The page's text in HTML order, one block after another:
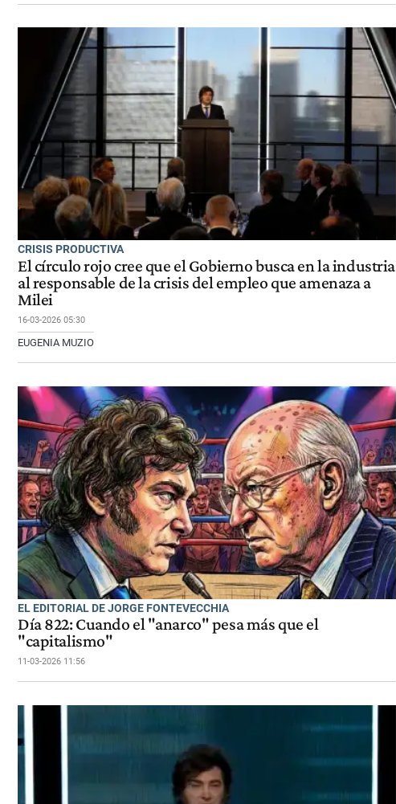
CRISIS PRODUCTIVA
El círculo rojo cree que el Gobierno busca en la industria
al responsable de la crisis del empleo que amenaza a
Milei
16-03-2026 05:30
EUGENIA MUZIO
EL EDITORIAL DE JORGE FONTEVECCHIA
Día 822: Cuando el "anarco" pesa más que el
"capitalismo"
11-03-2026 11:56